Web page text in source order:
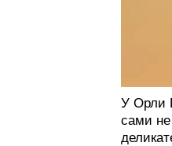
У Орли
сами